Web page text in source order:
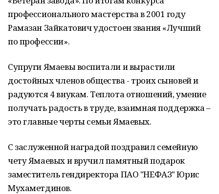
профессионального мастерства в 2001 году
Рамазан Зайкатович удостоен звания «Лучший
по профессии».
Супруги Ямаевы воспитали и вырастили
достойных членов общества - троих сыновей и
радуются 4 внукам. Теплота отношений, умение
получать радость в труде, взаимная поддержка –
это главные черты семьи Ямаевых.
С заслуженной наградой поздравил семейную
чету Ямаевых и вручил памятный подарок
заместитель гендиректора ПАО "НЕФАЗ" Юрис
Мухаметдинов.